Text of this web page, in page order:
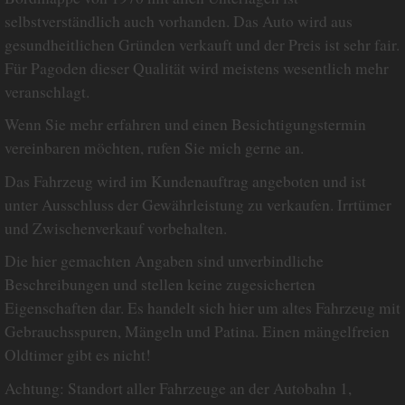
selbstverständlich auch vorhanden. Das Auto wird aus
gesundheitlichen Gründen verkauft und der Preis ist sehr fair.
Für Pagoden dieser Qualität wird meistens wesentlich mehr
veranschlagt.
Wenn Sie mehr erfahren und einen Besichtigungstermin
vereinbaren möchten, rufen Sie mich gerne an.
Das Fahrzeug wird im Kundenauftrag angeboten und ist
unter Ausschluss der Gewährleistung zu verkaufen. Irrtümer
und Zwischenverkauf vorbehalten.
Die hier gemachten Angaben sind unverbindliche
Beschreibungen und stellen keine zugesicherten
Eigenschaften dar. Es handelt sich hier um altes Fahrzeug mit
Gebrauchsspuren, Mängeln und Patina. Einen mängelfreien
Oldtimer gibt es nicht!
Achtung: Standort aller Fahrzeuge an der Autobahn 1,